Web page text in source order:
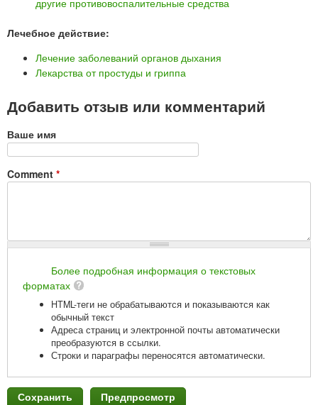
Лечебное действие:
Лечение заболеваний органов дыхания
Лекарства от простуды и гриппа
Добавить отзыв или комментарий
Ваше имя
Comment *
Более подробная информация о текстовых
форматах
HTML-теги не обрабатываются и показываются как
обычный текст
Адреса страниц и электронной почты автоматически
преобразуются в ссылки.
Строки и параграфы переносятся автоматически.